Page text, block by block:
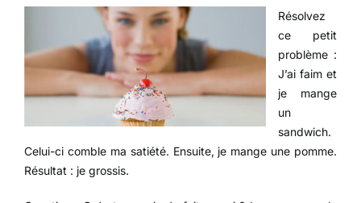
Résolvez
ce petit
problème :
J’ai faim et
je mange
un
sandwich.
Celui-ci comble ma satiété. Ensuite, je mange une pomme.
Résultat : je grossis.